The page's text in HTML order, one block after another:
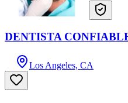
DENTISTA
Los Angeles, CA